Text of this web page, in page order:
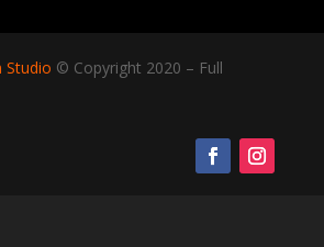
Studio © Copyright 2020 – Full